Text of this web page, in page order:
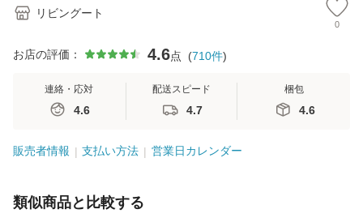
リビングート
0
お店の評価： 4.6点 (710件)
連絡・応対
4.6
配送スピード
4.7
梱包
4.6
販売者情報 支払い方法 営業日カレンダー
類似商品と比較する